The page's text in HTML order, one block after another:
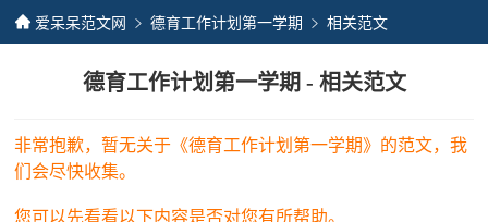
爱呆呆范文网 德育工作计划第一学期 相关范文
德育工作计划第一学期 - 相关范文
非常抱歉，暂无关于《德育工作计划第一学期》的范文，我
们会尽快收集。
您可以先看看以下内容是否对您有所帮助。